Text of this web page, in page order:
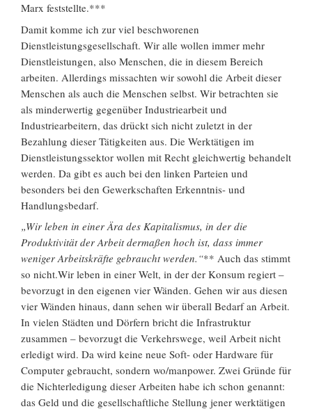
Marx feststellte.***
Damit komme ich zur viel beschworenen
Dienstleistungsgesellschaft. Wir alle wollen immer mehr
Dienstleistungen, also Menschen, die in diesem Bereich
arbeiten. Allerdings missachten wir sowohl die Arbeit dieser
Menschen als auch die Menschen selbst. Wir betrachten sie
als minderwertig gegenüber Industriearbeit und
Industriearbeitern, das drückt sich nicht zuletzt in der
Bezahlung dieser Tätigkeiten aus. Die Werktätigen im
Dienstleistungssektor wollen mit Recht gleichwertig behandelt
werden. Da gibt es auch bei den linken Parteien und
besonders bei den Gewerkschaften Erkenntnis- und
Handlungsbedarf.
„Wir leben in einer Ära des Kapitalismus, in der die
Produktivität der Arbeit dermaßen hoch ist, dass immer
weniger Arbeitskräfte gebraucht werden.“** Auch das stimmt
so nicht.Wir leben in einer Welt, in der der Konsum regiert –
bevorzugt in den eigenen vier Wänden. Gehen wir aus diesen
vier Wänden hinaus, dann sehen wir überall Bedarf an Arbeit.
In vielen Städten und Dörfern bricht die Infrastruktur
zusammen – bevorzugt die Verkehrswege, weil Arbeit nicht
erledigt wird. Da wird keine neue Soft- oder Hardware für
Computer gebraucht, sondern wo/manpower. Zwei Gründe für
die Nichterledigung dieser Arbeiten habe ich schon genannt:
das Geld und die gesellschaftliche Stellung jener werktätigen